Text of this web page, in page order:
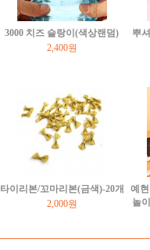
3000 치즈 슬랑이(색상랜덤)
2,400원
뿌
타이리본/꼬마리본(금색)-20개
2,000원
예
놀